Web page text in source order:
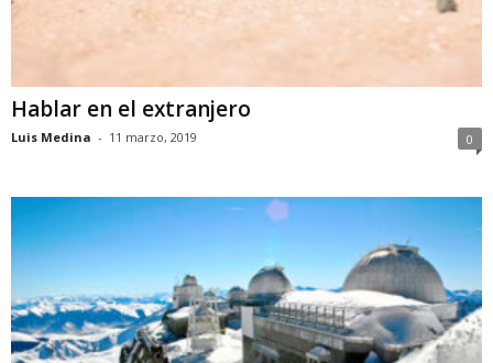
Hablar en el extranjero
Luis Medina - 11 marzo, 2019 0